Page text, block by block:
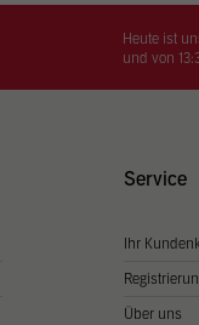
Heute ist
und von
Service
Ihr
Über uns
Sie